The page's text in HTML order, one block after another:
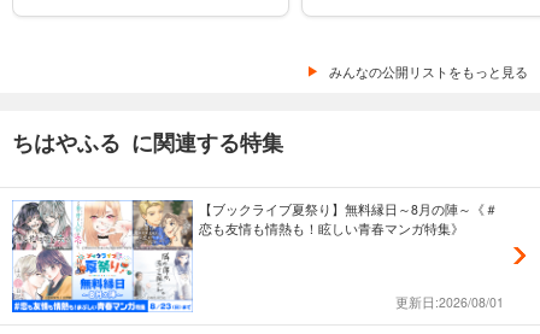
みんなの公開リストをもっと見る
ちはやふる に関連する特集
【ブックライブ夏祭り】無料縁日～8月の陣～《＃
恋も友情も情熱も！眩しい青春マンガ特集》
更新日:2026/08/01